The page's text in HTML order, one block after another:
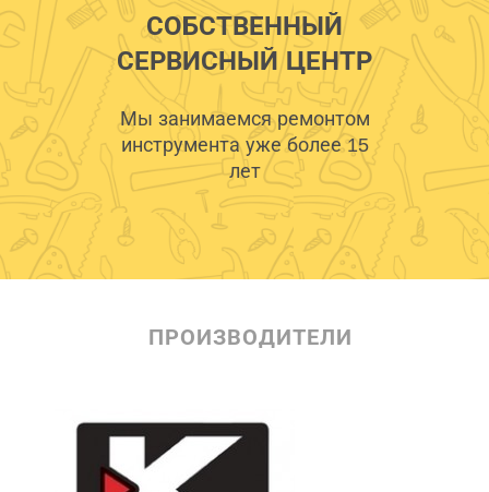
СОБСТВЕННЫЙ
СЕРВИСНЫЙ ЦЕНТР
Мы занимаемся ремонтом
инструмента уже более 15
лет
ПРОИЗВОДИТЕЛИ